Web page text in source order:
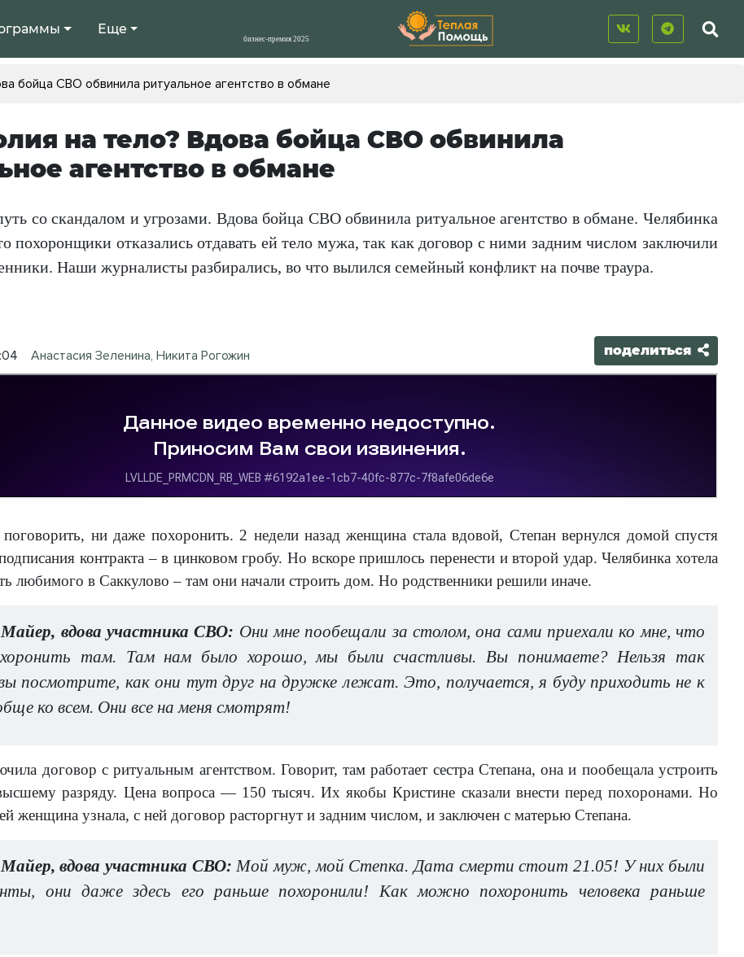
Еще
бойца СВО обвинила ритуальное агентство в обмане
на тело? Вдова бойца СВО обвинила
агентство в обмане
со скандалом и угрозами. Вдова бойца СВО обвинила ритуальное агентство в обмане. Челябинка
похоронщики отказались отдавать ей тело мужа, так как договор с ними задним числом заключили
Наши журналисты разбирались, во что вылился семейный конфликт на почве траура.
Анастасия Зеленина, Никита Рогожин поделиться
ни даже похоронить. 2 недели назад женщина стала вдовой, Степан вернулся домой спустя
контракта – в цинковом гробу. Но вскоре пришлось перенести и второй удар. Челябинка хотела
любимого в Саккулово – там они начали строить дом. Но родственники решили иначе.
вдова участника СВО: Они мне пообещали за столом, она сами приехали ко мне, что
там. Там нам было хорошо, мы были счастливы. Вы понимаете? Нельзя так
посмотрите, как они тут друг на дружке лежат. Это, получается, я буду приходить не к
ко всем. Они все на меня смотрят!
договор с ритуальным агентством. Говорит, там работает сестра Степана, она и пообещала устроить
разряду. Цена вопроса — 150 тысяч. Их якобы Кристине сказали внести перед похоронами. Но
женщина узнала, с ней договор расторгнут и задним числом, и заключен с матерью Степана.
вдова участника СВО: Мой муж, мой Степка. Дата смерти стоит 21.05! У них были
они даже здесь его раньше похоронили! Как можно похоронить человека раньше